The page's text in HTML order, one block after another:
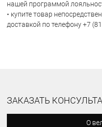
нашей программой
• купите товар
доставкой по телефону +7
ЗАКАЗАТЬ
О